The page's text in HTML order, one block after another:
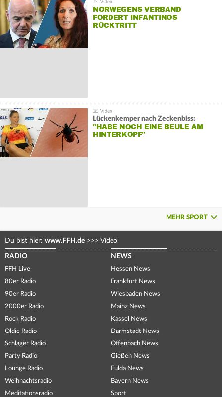
NORWEGENS VERBAND
FORDERT INFANTINOS
RÜCKTRITT
Lückenkemper nach Zeckenbiss:
"HABE NOCH EINE BEULE AM
HINTERKOPF"
MEHR SPORT
Du bist hier: www.FFH.de >>> Video
RADIO
FFH Live
80er Radio
90er Radio
2000er Radio
Rock Radio
Oldie Radio
Schlager Radio
Party Radio
Lounge Radio
Weihnachtsradio
Meditationsradio
NEWS
Hessen News
Frankfurt News
Wiesbaden News
Mainz News
Kassel News
Darmstadt News
Offenbach News
Gießen News
Fulda News
Bayern News
Sport